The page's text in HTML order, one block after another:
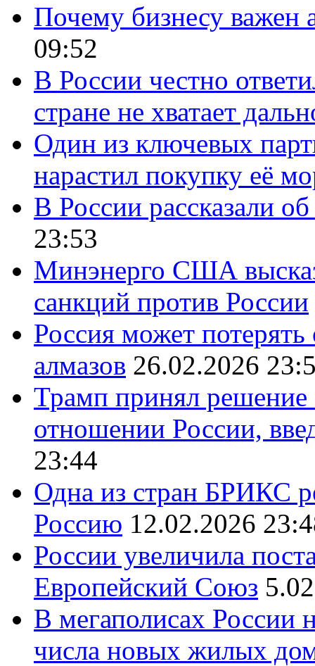
Почему бизнесу важен
09:52
В России честно
стране не хватает
Один из ключевых
нарастил покупку её
В России рассказали
23:53
Минэнерго США
санкций против России
Россия может
алмазов 26.02.2026
Трамп принял решение
отношении России,
23:44
Одна из стран БРИКС
Россию 12.02.2026
России увеличила
Европейский Союз
В мегаполисах России
числа новых жилых